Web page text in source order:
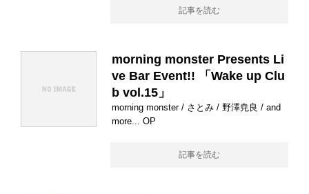
記事を読む
morning monster Presents Li
ve Bar Event!! 「Wake up Clu
b vol.15」
morning monster / さとみ / 野澤尭良 / and
more... OP
記事を読む